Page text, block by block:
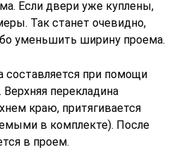
Если двери уже куплены,
Так станет очевидно,
уменьшить ширину проема.
составляется при помощи
перекладина
краю, притягивается
в комплекте). После
в проем.